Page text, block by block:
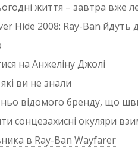
життя – завтра вже
Hide 2008: Ray-Ban йдуть
на Анжеліну Джолі
ви не знали
відомого бренду, що
сонцезахисні окуляри
в Ray-Ban Wayfarer